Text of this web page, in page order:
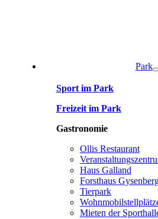
Park
Sport im Park
Freizeit im Park
Gastronomie
Ollis Restaurant
Haus Galland
Forsthaus
Tierpark
Mieten der